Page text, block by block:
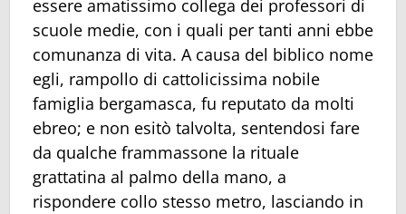
essere amatissimo collega dei professori di
scuole medie, con i quali per tanti anni ebbe
comunanza di vita. A causa del biblico nome
egli, rampollo di cattolicissima nobile
famiglia bergamasca, fu reputato da molti
ebreo; e non esitò talvolta, sentendosi fare
da qualche frammassone la rituale
grattatina al palmo della mano, a
rispondere collo stesso metro, lasciando in